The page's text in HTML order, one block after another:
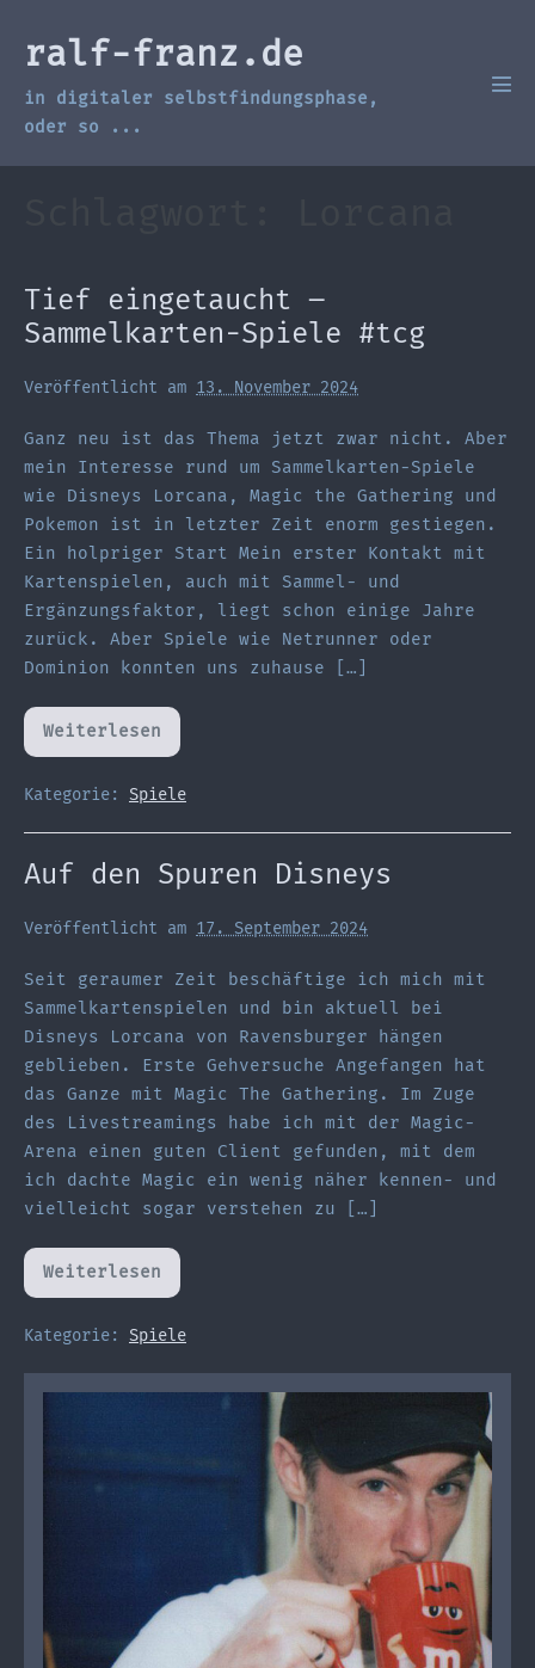
Inhalt
springen
ralf-franz.de
in digitaler selbstfindungsphase,
oder so ...
Tief eingetaucht –
Sammelkarten-Spiele #tcg
Veröffentlicht am 13. November 2024
Ganz neu ist das Thema jetzt zwar nicht. Aber
mein Interesse rund um Sammelkarten-Spiele
wie Disneys Lorcana, Magic the Gathering und
Pokemon ist in letzter Zeit enorm gestiegen.
Ein holpriger Start Mein erster Kontakt mit
Kartenspielen, auch mit Sammel- und
Ergänzungsfaktor, liegt schon einige Jahre
zurück. Aber Spiele wie Netrunner oder
Dominion konnten uns zuhause […]
Weiterlesen
Tief
eingetaucht
Sammelkarten-
Spiele
Kategorie: Spiele
Auf den Spuren Disneys
Veröffentlicht am 17. September 2024
Seit geraumer Zeit beschäftige ich mich mit
Sammelkartenspielen und bin aktuell bei
Disneys Lorcana von Ravensburger hängen
geblieben. Erste Gehversuche Angefangen hat
das Ganze mit Magic The Gathering. Im Zuge
des Livestreamings habe ich mit der Magic-
Arena einen guten Client gefunden, mit dem
ich dachte Magic ein wenig näher kennen- und
vielleicht sogar verstehen zu […]
Weiterlesen
Auf
den
Disneys
Kategorie: Spiele